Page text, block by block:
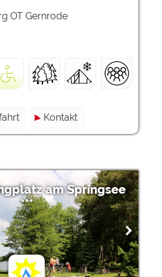
OT Gernrode
Kontakt
am Springsee
***